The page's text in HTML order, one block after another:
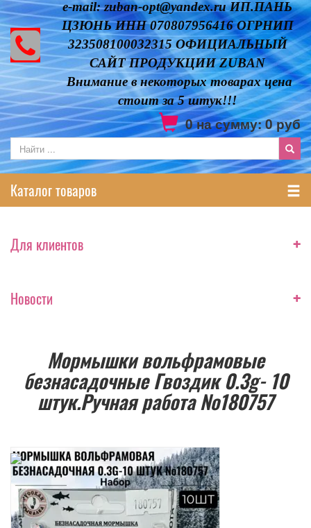
e-mail: zuban-opt@yandex.ru ИП.ПАНЬ
ЦЗЮНЬ ИНН 070807956416 ОГРНИП
323508100032315 ОФИЦИАЛЬНЫЙ
САЙТ ПРОДУКЦИИ ZUBAN
Внимание в некоторых товарах цена
стоит за 5 штук!!!
0на сумму:0руб
Каталог товаров
Для клиентов +
Новости +
Мормышки вольфрамовые
безнасадочные Гвоздик 0.3g- 10
штук.Ручная работа №180757